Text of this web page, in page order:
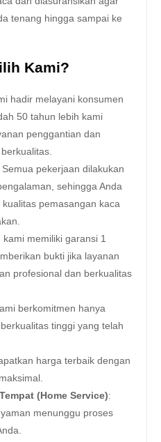
tenang hingga sampai ke
Kami?
hadir melayani konsumen
50 tahun lebih kami
penggantian dan
Semua pekerjaan dilakukan
sehingga Anda
pemasangan kaca
kami memiliki garansi 1
bukti jika layanan
profesional dan berkualitas
berkomitmen hanya
tinggi yang telah
harga terbaik dengan
(Home Service):
menunggu proses